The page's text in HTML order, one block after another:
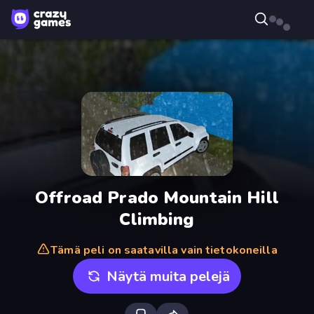
Offroad Prado Mountain Hill
Climbing
Tämä peli on saatavilla vain tietokoneilla
Näytä muita pelejä